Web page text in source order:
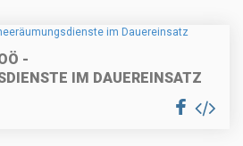
-
IM DAUEREINSATZ